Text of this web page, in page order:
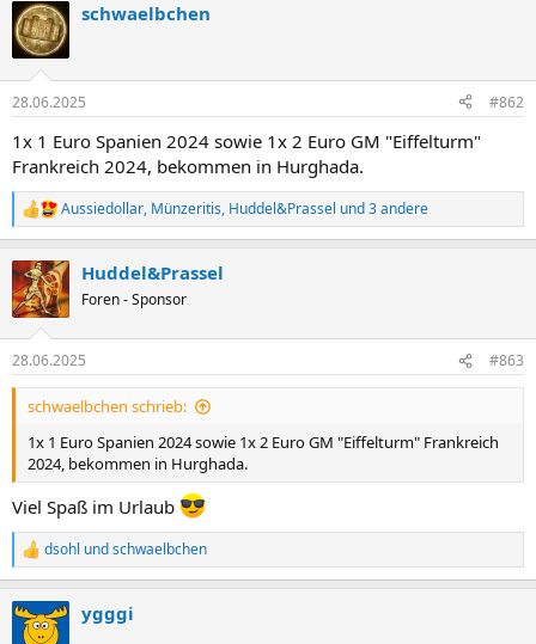
k
t
i
e
:
schwaelbchen
28.06.2025 #862
1x 1 Euro Spanien 2024 sowie 1x 2 Euro GM "Eiffelturm"
Frankreich 2024, bekommen in Hurghada.
R
e
k
t
i
e
n
Aussiedollar, Münzeritis, Huddel&Prassel und 3 andere
Huddel&Prassel
Foren - Sponsor
28.06.2025 #863
schwaelbchen schrieb:
1x 1 Euro Spanien 2024 sowie 1x 2 Euro GM "Eiffelturm" Frankreich
2024, bekommen in Hurghada.
Viel Spaß im Urlaub
R
e
k
t
dsohl undschwaelbchen
ygggi